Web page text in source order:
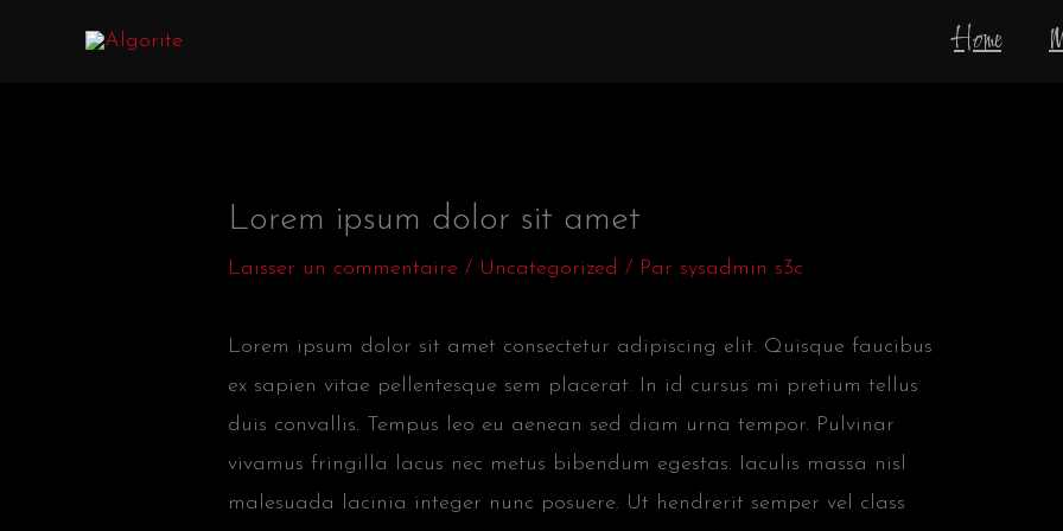
Home
Lorem ipsum dolor sit amet
Laisser un commentaire / Uncategorized / Par sysadmin s3c
Lorem ipsum dolor sit amet consectetur adipiscing elit. Quisque faucibus
ex sapien vitae pellentesque sem placerat. In id cursus mi pretium tellus
duis convallis. Tempus leo eu aenean sed diam urna tempor. Pulvinar
vivamus fringilla lacus nec metus bibendum egestas. Iaculis massa nisl
malesuada lacinia integer nunc posuere. Ut hendrerit semper vel class